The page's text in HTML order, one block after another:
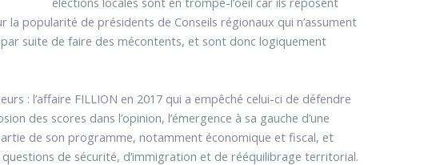
popularité de présidents de Conseils régionaux qui n’assument
suite de faire des mécontents, et sont donc logiquement
: l’affaire FILLION en 2017 qui a empêché celui-ci de défendre
des scores dans l’opinion, l’émergence à sa gauche d’une
de son programme, notamment économique et fiscal, et
de sécurité, d’immigration et de rééquilibrage territorial.